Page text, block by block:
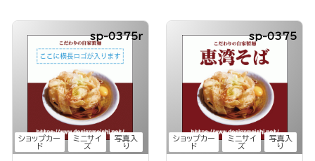
ショップカー
ド
ミニサイ
ズ
写真入
り
sp-0375r
ショップカー
ド
ミニサイ
ズ
写真入
り
sp-0375